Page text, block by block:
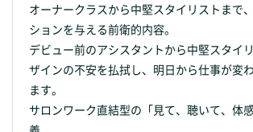
オーナークラスから中堅スタイリストまで
ションを与える前衛的内容。
デビュー前のアシスタントから中堅スタイ
ザインの不安を払拭し、明日から仕事が変
ます。
サロンワーク直結型の「見て、聴いて、体